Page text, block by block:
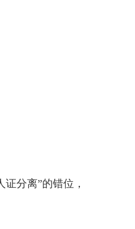
分离”的错位，